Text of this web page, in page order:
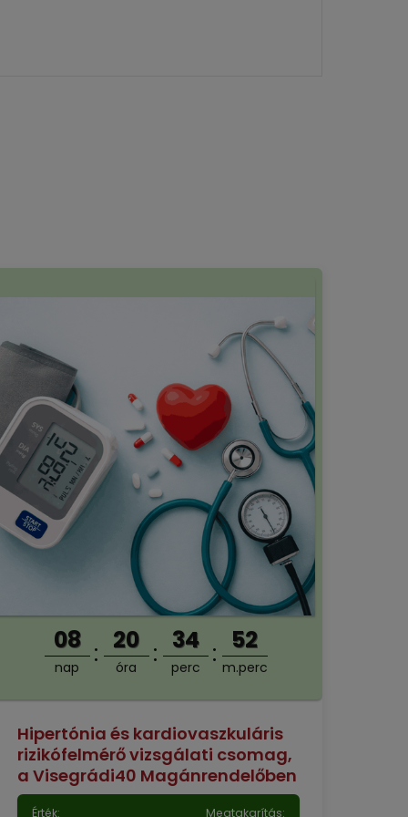
08
nap
20
óra
34
perc
51
m.perc
Hipertónia és kardiovaszkuláris
rizikófelmérő vizsgálati csomag,
a Visegrádi40 Magánrendelőben
Érték: Megtakarítás: